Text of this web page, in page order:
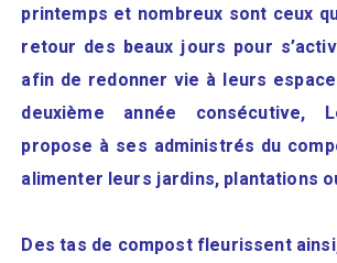
printemps et nombreux sont ceux
retour des beaux jours pour
afin de redonner vie à leurs
deuxième année consécutive,
propose à ses administrés du
alimenter leurs jardins, plantations
Des tas de compost fleurissent